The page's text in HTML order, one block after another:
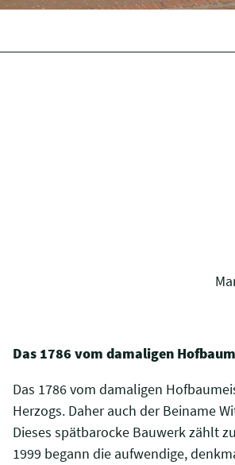
Das 1786 vom damaligen
Das 1786 vom damaligen
Herzogs. Daher auch der Beiname
Dieses spätbarocke Bauwerk zählt
1999 begann die aufwendige,